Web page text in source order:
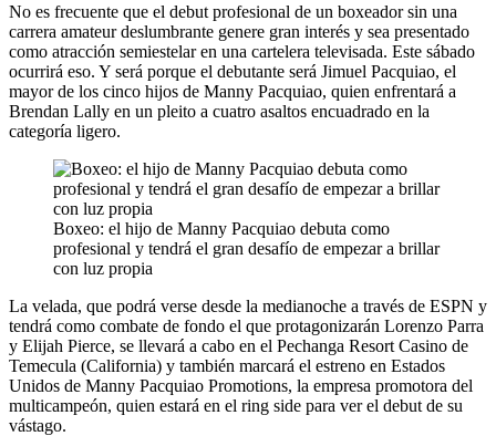
No es frecuente que el debut profesional de un boxeador sin una
carrera amateur deslumbrante genere gran interés y sea presentado
como atracción semiestelar en una cartelera televisada. Este sábado
ocurrirá eso. Y será porque el debutante será Jimuel Pacquiao, el
mayor de los cinco hijos de Manny Pacquiao, quien enfrentará a
Brendan Lally en un pleito a cuatro asaltos encuadrado en la
categoría ligero.
Boxeo: el hijo de Manny Pacquiao debuta como
profesional y tendrá el gran desafío de empezar a brillar
con luz propia
La velada, que podrá verse desde la medianoche a través de ESPN y
tendrá como combate de fondo el que protagonizarán Lorenzo Parra
y Elijah Pierce, se llevará a cabo en el Pechanga Resort Casino de
Temecula (California) y también marcará el estreno en Estados
Unidos de Manny Pacquiao Promotions, la empresa promotora del
multicampeón, quien estará en el ring side para ver el debut de su
vástago.